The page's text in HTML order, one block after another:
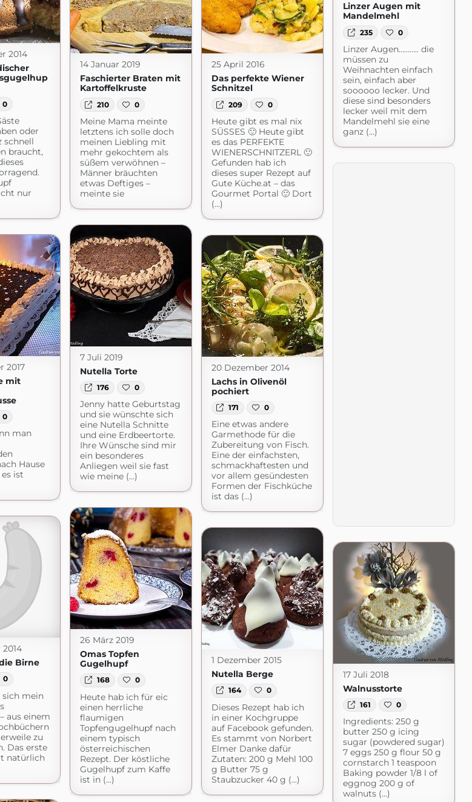
Linzer Augen mit
Mandelmehl
235 0
Linzer Augen……….. die
müssen zu
Weihnachten einfach
sein, einfach aber
soooooo lecker. Und
diese sind besonders
lecker weil mit dem
Mandelmehl sie eine
ganz (...)
2014
0
oder
schnell
braucht,
nur
14 Januar 2019
Faschierter Braten mit
Kartoffelkruste
210 0
Meine Mama meinte
letztens ich solle doch
meinen Liebling mit
mehr gekochtem als
süßem verwöhnen –
Männer bräuchten
etwas Deftiges –
meinte sie
25 April 2016
Das perfekte Wiener
Schnitzel
209 0
Heute gibt es mal nix
SÜSSES 🙂 Heute gibt
es das PERFEKTE
WIENERSCHNITZERL 🙂
Gefunden hab ich
dieses super Rezept auf
Gute Küche.at – das
Gourmet Portal 🙂 Dort
(...)
7 Juli 2019
Nutella Torte
176 0
Jenny hatte Geburtstag
und sie wünschte sich
eine Nutella Schnitte
und eine Erdbeertorte.
Ihre Wünsche sind mir
ein besonderes
Anliegen weil sie fast
wie meine (...)
2017
mit
0
man
Hause
ist
20 Dezember 2014
Lachs in Olivenöl
pochiert
171 0
Eine etwas andere
Garmethode für die
Zubereitung von Fisch.
Eine der einfachsten,
schmackhaftesten und
vor allem gesündesten
Formen der Fischküche
ist das (...)
26 März 2019
Omas Topfen
Gugelhupf
168 0
Heute hab ich für eic
einen herrliche
flaumigen
Topfengugelhupf nach
einem typisch
österreichischen
Rezept. Der köstliche
Gugelhupf zum Kaffe
ist in (...)
Birne
0
sich mein
aus einem
zu
Das erste
natürlich
1 Dezember 2015
Nutella Berge
164 0
Dieses Rezept hab ich
in einer Kochgruppe
auf Facebook gefunden.
Es stammt von Norbert
Elmer Danke dafür
Zutaten: 200 g Mehl 100
g Butter 75 g
Staubzucker 40 g (...)
17 Juli 2018
Walnusstorte
161 0
Ingredients: 250 g
butter 250 g icing
sugar (powdered sugar)
7 eggs 250 g flour 50 g
cornstarch 1 teaspoon
Baking powder 1/8 l of
eggnog 200 g of
walnuts (...)